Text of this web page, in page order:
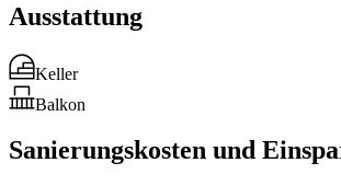
Ausstattung
Keller
Balkon
Sanierungskosten und